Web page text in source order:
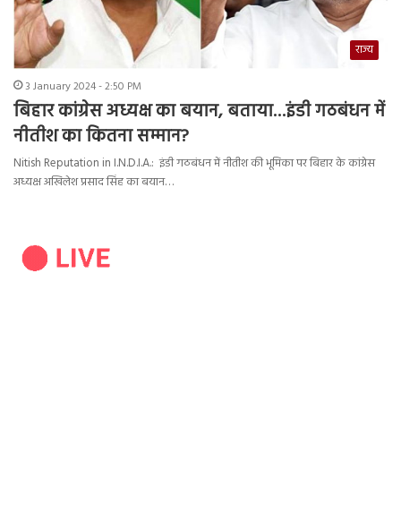
राज्य
3 January 2024 - 2:50 PM
बिहार कांग्रेस अध्यक्ष का बयान, बताया…इंडी गठबंधन में
नीतीश का कितना सम्मान?
Nitish Reputation in I.N.D.I.A.: इंडी गठबंधन में नीतीश की भूमिका पर बिहार के कांग्रेस
अध्यक्ष अखिलेश प्रसाद सिंह का बयान…